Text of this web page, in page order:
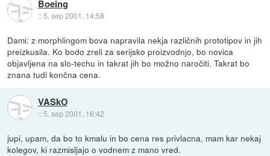
Boeing
::5. sep 2001, 14:58
Dami: z morphlingom bova napravila nekja različnih prototipov in jih
preizkusila. Ko bodo zreli za serijsko proizvodnjo, bo novica
objavljena na slo-techu in takrat jih bo možno naročiti. Takrat bo
znana tudi končna cena.
VASkO
:: 5. sep 2001, 16:42
jupi, upam, da bo to kmalu in bo cena res privlacna, mam kar nekaj
kolegov, ki razmisljajo o vodnem z mano vred.